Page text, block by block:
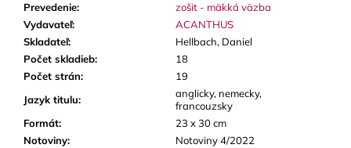
Prevedenie:
zošit - mäkká väzba
Vydavateľ:
ACANTHUS
Skladateľ:
Hellbach, Daniel
Počet skladieb:
18
Počet strán:
19
Jazyk titulu:
anglicky, nemecky,
francouzsky
Formát:
23 x 30 cm
Notoviny: Notoviny 4/2022